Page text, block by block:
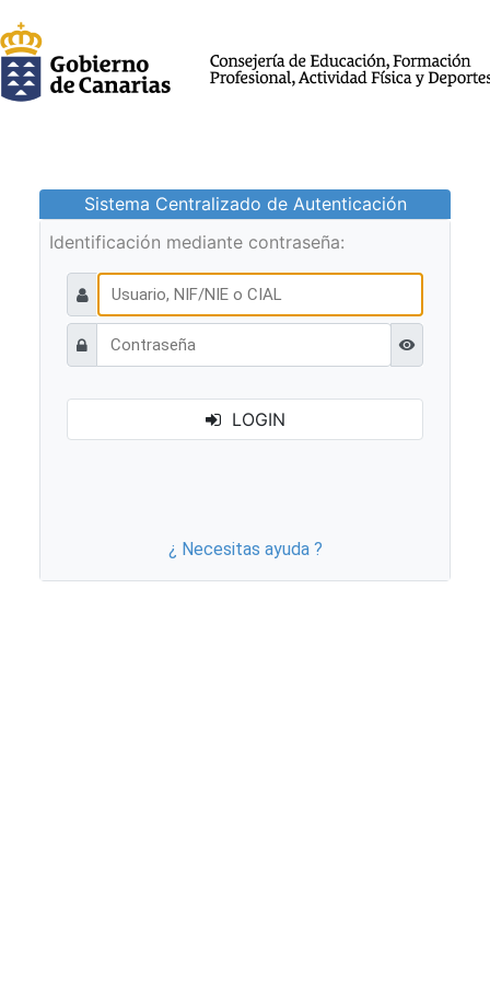
Sistema Centralizado de Autenticación
Identificación mediante contraseña:
Ver
LOGIN
¿ Necesitas ayuda ?